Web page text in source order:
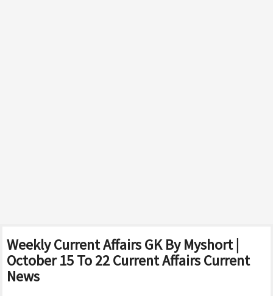
Weekly Current Affairs GK By Myshort |
October 15 To 22 Current Affairs Current
News